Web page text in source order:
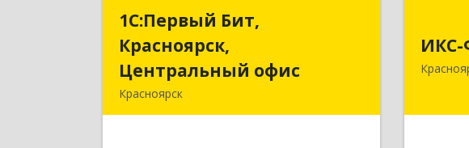
1С:Первый Бит,
Красноярск,
Центральный офис
Красноярск
1С:Первый Бит,
Центральный офис